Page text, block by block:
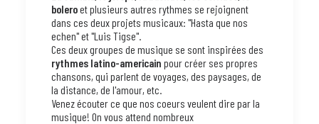
boleroet plusieurs autres rythmes se rejoignent
dans ces deux projets musicaux: "Hasta que nos
echen" et "Luis Tigse".
Ces deux groupes de musique se sont inspirées des
rythmes latino-americain pour créer ses propres
chansons, qui parlent de voyages, des paysages, de
la distance, de l'amour, etc.
Venez écouter ce que nos coeurs veulent dire par la
musique! On vous attend nombreux